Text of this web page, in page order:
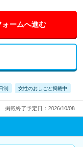
ームへ進む
制 女性のおしごと掲載中
掲載終了予定日：2026/10/08